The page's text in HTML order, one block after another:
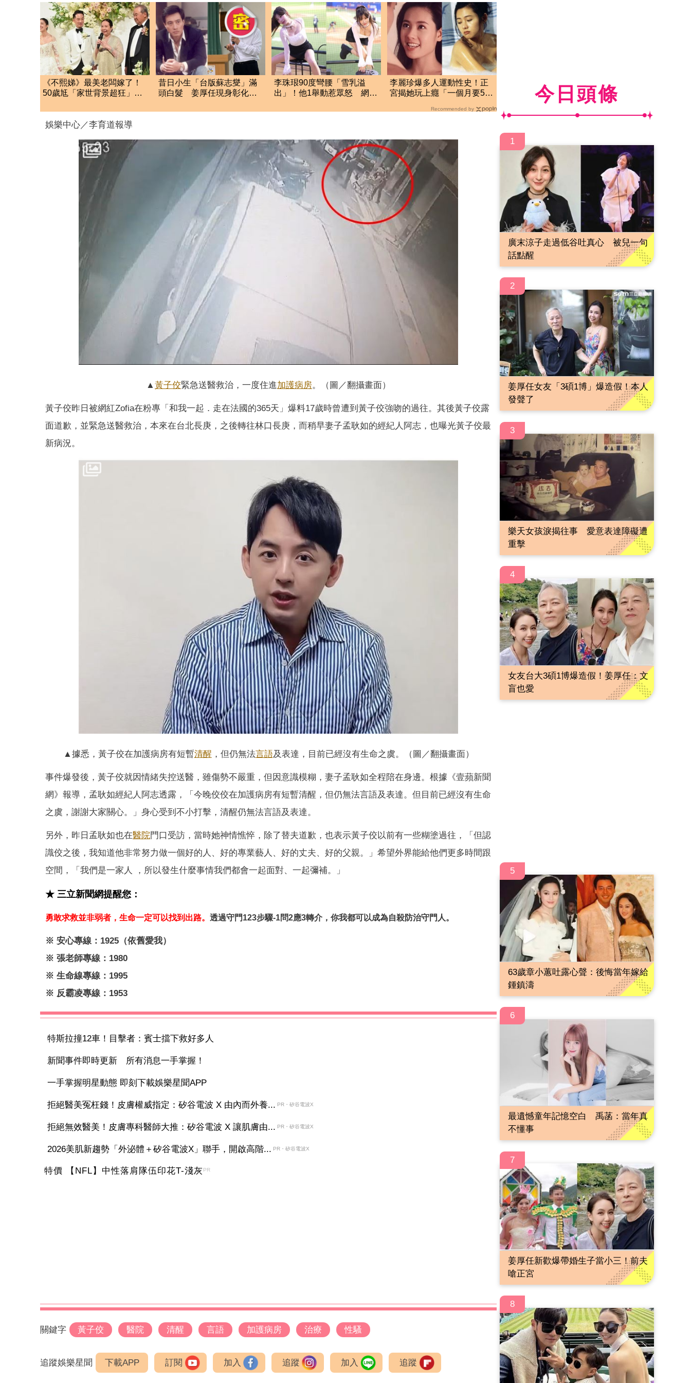
《不熙娣》最美老闆嫁了！
50歲尪「家世背景超狂」豪
昔日小生「台版蘇志燮」滿
頭白髮 姜厚任現身彰化地
李珠珢90度彎腰「雪乳溢
出」！他1舉動惹眾怒 網
李麗珍爆多人運動性史！正
宮揭她玩上癮「一個月要52
Recommended by
娛樂中心／李育道報導
▲黃子佼緊急送醫救治，一度住進加護病房。（圖／翻攝畫面）
黃子佼昨日被網紅Zofia在粉專「和我一起．走在法國的365天」爆料17歲時曾遭到黃子佼強吻的過往。其後黃子佼露
面道歉，並緊急送醫救治，本來在台北長庚，之後轉往林口長庚，而稍早妻子孟耿如的經紀人阿志，也曝光黃子佼最
新病況。
▲據悉，黃子佼在加護病房有短暫清醒 ，但仍無法言語及表達，目前已經沒有生命之虞。（圖／翻攝畫面）
事件爆發後，黃子佼就因情緒失控送醫，雖傷勢不嚴重，但因意識模糊，妻子孟耿如全程陪在身邊。根據《壹蘋新聞
網》報導，孟耿如經紀人阿志透露，「今晚佼佼在加護病房有短暫清醒，但仍無法言語及表達。但目前已經沒有生命
之虞，謝謝大家關心。」身心受到不小打擊，清醒仍無法言語及表達。
另外，昨日孟耿如也在醫院門口受訪，當時她神情憔悴，除了替夫道歉，也表示黃子佼以前有一些糊塗過往，「但認
識佼之後，我知道他非常努力做一個好的人、好的專業藝人、好的丈夫、好的父親。」希望外界能給他們更多時間跟
空間，「我們是一家人 ，所以發生什麼事情我們都會一起面對、一起彌補。」
★ 三立新聞網提醒您：
勇敢求救並非弱者，生命一定可以找到出路。 透過守門123步驟-1問2應3轉介，你我都可以成為自殺防治守門人。
※ 安心專線：1925（依舊愛我）
※ 張老師專線：1980
※ 生命線專線：1995
※ 反霸凌專線：1953
特斯拉撞12車！目擊者：賓士擋下救好多人
新聞事件即時更新 所有消息一手掌握！
一手掌握明星動態 即刻下載娛樂星聞APP
拒絕醫美冤枉錢！皮膚權威指定：矽谷電波 X 由內而外養... PR・矽谷電波X
拒絕無效醫美！皮膚專科醫師大推：矽谷電波 X 讓肌膚由... PR・矽谷電波X
2026美肌新趨勢「外泌體＋矽谷電波X」聯手，開啟高階... PR・矽谷電波X
特價 【NFL】中性落肩隊伍印花T-淺灰 PR
關鍵字 黃子佼 醫院 清醒 言語 加護病房 治療 性騷
追蹤娛樂星聞 下載APP 訂閱 加入 追蹤 加入 追蹤
今日頭條
1
廣末涼子走過低谷吐真心 被兒一句
話點醒
2
姜厚任女友「3碩1博」爆造假！本人
發聲了
3
樂天女孩淚揭往事 愛意表達障礙遭
重擊
4
女友台大3碩1博爆造假！姜厚任：文
盲也愛
5
63歲章小蕙吐露心聲：後悔當年嫁給
鍾鎮濤
6
最遺憾童年記憶空白 禹菡：當年真
不懂事
7
姜厚任新歡爆帶婚生子當小三！前夫
嗆正宮
8